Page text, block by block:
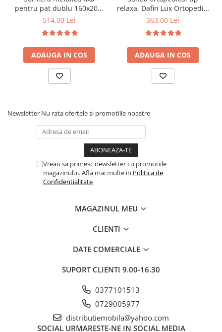
pentru pat dublu 160x200,
6 picioare, 32 lamele lemn
saltea ferm, negru
514,00 Lei
ADAUGA IN COS
relaxa, Dafin Lux Ortopedic,
90x200x21cm, fermitate
tip Bonell, fata vara-iarna,
sistem de aerisire cu
butoni, Salt Confort
363,00 Lei
ADAUGA IN COS
Newsletter Nu rata ofertele si promotiile noastre
Vreau sa primesc newsletter cu promotiile
magazinului. Afla mai multe in Politica de
Confidentialitate
MAGAZINUL MEU
CLIENTI
DATE COMERCIALE
SUPORT CLIENTI 9.00-16.30
0377101513
0729005977
distributiemobila@yahoo.com
SOCIAL URMARESTE-NE IN SOCIAL MEDIA